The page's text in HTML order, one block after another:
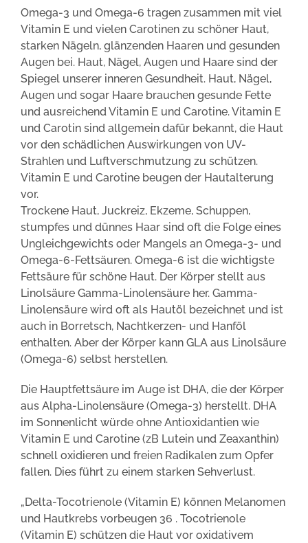
Omega-3 und Omega-6 tragen zusammen mit viel
Vitamin E und vielen Carotinen zu schöner Haut,
starken Nägeln, glänzenden Haaren und gesunden
Augen bei. Haut, Nägel, Augen und Haare sind der
Spiegel unserer inneren Gesundheit. Haut, Nägel,
Augen und sogar Haare brauchen gesunde Fette
und ausreichend Vitamin E und Carotine. Vitamin E
und Carotin sind allgemein dafür bekannt, die Haut
vor den schädlichen Auswirkungen von UV-
Strahlen und Luftverschmutzung zu schützen.
Vitamin E und Carotine beugen der Hautalterung
vor.
Trockene Haut, Juckreiz, Ekzeme, Schuppen,
stumpfes und dünnes Haar sind oft die Folge eines
Ungleichgewichts oder Mangels an Omega-3- und
Omega-6-Fettsäuren. Omega-6 ist die wichtigste
Fettsäure für schöne Haut. Der Körper stellt aus
Linolsäure Gamma-Linolensäure her. Gamma-
Linolensäure wird oft als Hautöl bezeichnet und ist
auch in Borretsch, Nachtkerzen- und Hanföl
enthalten. Aber der Körper kann GLA aus Linolsäure
(Omega-6) selbst herstellen.
Die Hauptfettsäure im Auge ist DHA, die der Körper
aus Alpha-Linolensäure (Omega-3) herstellt. DHA
im Sonnenlicht würde ohne Antioxidantien wie
Vitamin E und Carotine (zB Lutein und Zeaxanthin)
schnell oxidieren und freien Radikalen zum Opfer
fallen. Dies führt zu einem starken Sehverlust.
„Delta-Tocotrienole (Vitamin E) können Melanomen
und Hautkrebs vorbeugen 36 . Tocotrienole
(Vitamin E) schützen die Haut vor oxidativem